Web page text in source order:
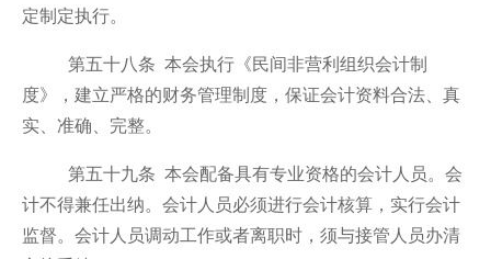
定制定执行。
第五十八条 本会执行《民间非营利组织会计制
度》，建立严格的财务管理制度，保证会计资料合法、真
实、准确、完整。
第五十九条 本会配备具有专业资格的会计人员。会
计不得兼任出纳。会计人员必须进行会计核算，实行会计
监督。会计人员调动工作或者离职时，须与接管人员办清